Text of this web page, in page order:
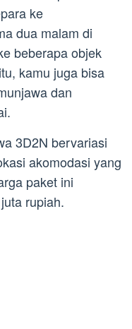
ke
dua malam di
beberapa objek
kamu juga bisa
dan
3D2N bervariasi
akomodasi yang
paket ini
rupiah.